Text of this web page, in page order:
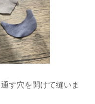
す穴を開けて縫いま